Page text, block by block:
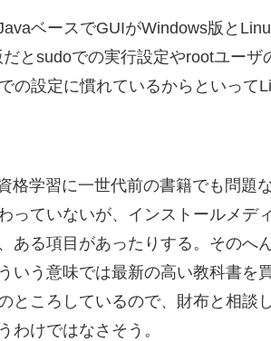
ベースでGUIがWindows版と
とsudoでの実行設定やrootユーザ
の設定に慣れているからといって
格学習に一世代前の書籍でも問
っていないが、インストールメデ
ある項目があったりする。そのへ
いう意味では最新の高い教科書を
ところしているので、財布と相談
わけではなさそう。